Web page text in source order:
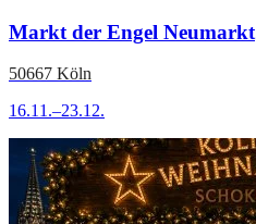
Markt der Engel Neumarkt
50667 Köln
16.11.–23.12.